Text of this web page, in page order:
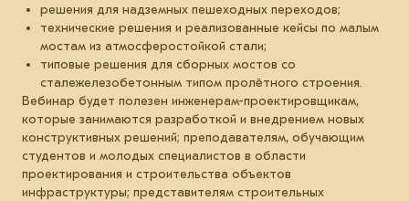
решения для надземных пешеходных переходов;
технические решения и реализованные кейсы по малым
мостам из атмосферостойкой стали;
типовые решения для сборных мостов со
сталежелезобетонным типом пролётного строения.
Вебинар будет полезен инженерам-проектировщикам,
которые занимаются разработкой и внедрением новых
конструктивных решений; преподавателям, обучающим
студентов и молодых специалистов в области
проектирования и строительства объектов
инфраструктуры; представителям строительных